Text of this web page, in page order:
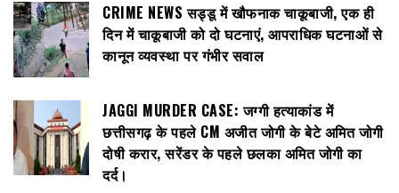
CRIME NEWS सड्डू में खौफनाक चाकूबाजी, एक ही
दिन में चाकूबाजी को दो घटनाएं, आपराधिक घटनाओं से
कानून व्यवस्था पर गंभीर सवाल
JAGGI MURDER CASE: जग्गी हत्याकांड में
छत्तीसगढ़ के पहले CM अजीत जोगी के बेटे अमित जोगी
दोषी करार, सरेंडर के पहले छलका अमित जोगी का
दर्द।